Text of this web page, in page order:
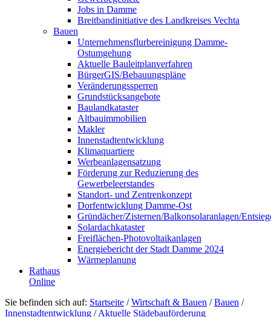
Jobs in Damme
Breitbandinitiative des Landkreises Vechta
Bauen
Unternehmensflurbereinigung Damme-
Ostumgehung
Aktuelle Bauleitplanverfahren
BürgerGIS/Bebauungspläne
Veränderungssperren
Grundstücksangebote
Baulandkataster
Altbauimmobilien
Makler
Innenstadtentwicklung
Klimaquartiere
Werbeanlagensatzung
Förderung zur Reduzierung des
Gewerbeleerstandes
Standort- und Zentrenkonzept
Dorfentwicklung Damme-Ost
Gründächer/Zisternen/Balkonsolaranlagen/
Solardachkataster
Freiflächen-Photovoltaikanlagen
Energiebericht der Stadt Damme 2024
Wärmeplanung
Rathaus
Online
Sie befinden sich auf: Startseite /Wirtschaft & Bauen /Bauen /
Innenstadtentwicklung /Aktuelle Städebauförderung